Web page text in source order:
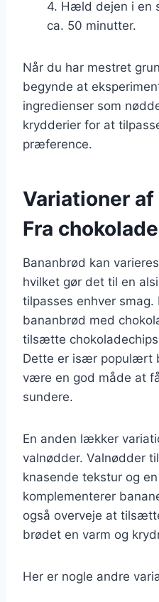
4. Hæld dejen i en
ca. 50 minutter.
Når du har mestret
begynde at
ingredienser som
krydderier for at
præference.
Variationer
Fra
Bananbrød kan
hvilket gør det til en
tilpasses enhver
bananbrød med
tilsætte
Dette er især populært
være en god måde at
sundere.
En anden lækker
valnødder. Valnødder
knasende tekstur og
komplementerer
også overveje at
brødet en varm og
Her er nogle andre